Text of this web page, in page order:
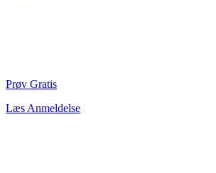
Prøv Gratis
Læs Anmeldelse